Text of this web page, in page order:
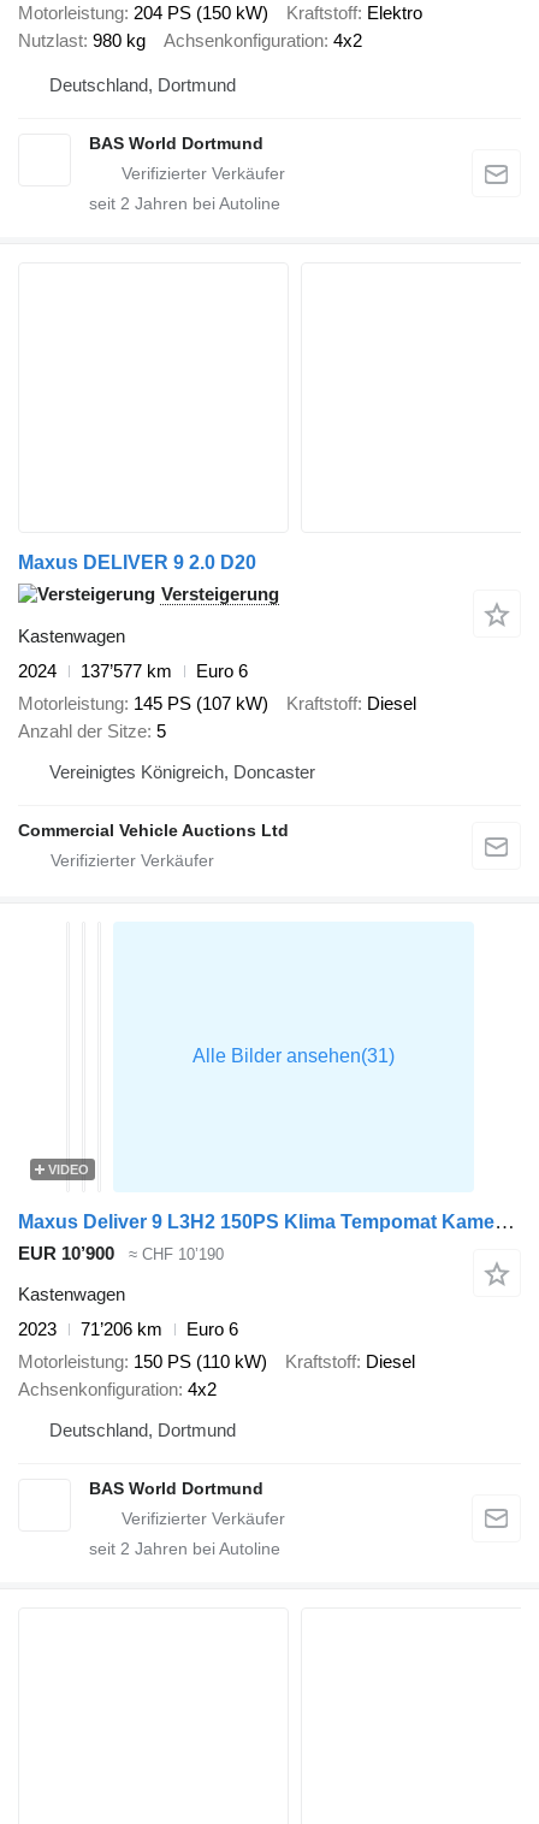
Motorleistung 204 PS (150 kW) Kraftstoff Elektro
Nutzlast 980 kg Achsenkonfiguration 4x2
Deutschland, Dortmund
BAS World Dortmund
seit 2 Jahren bei Autoline
Maxus DELIVER 9 2.0 D20
Versteigerung
Kastenwagen
2024
137’577 km
Euro 6
Motorleistung 145 PS (107 kW) Kraftstoff Diesel
Anzahl der Sitze 5
Vereinigtes Königreich, Doncaster
Commercial Vehicle Auctions Ltd
VIDEO
Maxus Deliver 9 L3H2 150PS Klima Tempomat Kamera Parkensensoren Euro6
EUR 10’900 ≈ CHF 10’190
Kastenwagen
2023
71’206 km
Euro 6
Motorleistung 150 PS (110 kW) Kraftstoff Diesel
Achsenkonfiguration 4x2
Deutschland, Dortmund
BAS World Dortmund
seit 2 Jahren bei Autoline